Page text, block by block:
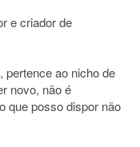
e criador de
pertence ao nicho de
novo, não é
que posso dispor não